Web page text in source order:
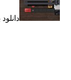
دانلود بازی Darts King برای اندروید